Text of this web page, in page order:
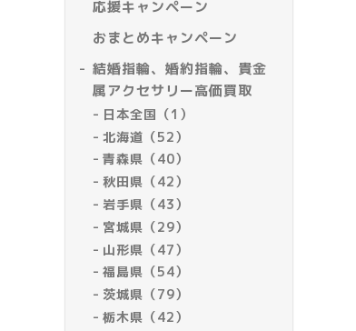
応援キャンペーン
おまとめキャンペーン
結婚指輪、婚約指輪、貴金
属アクセサリー高価買取
日本全国（1）
北海道（52）
青森県（40）
秋田県（42）
岩手県（43）
宮城県（29）
山形県（47）
福島県（54）
茨城県（79）
栃木県（42）